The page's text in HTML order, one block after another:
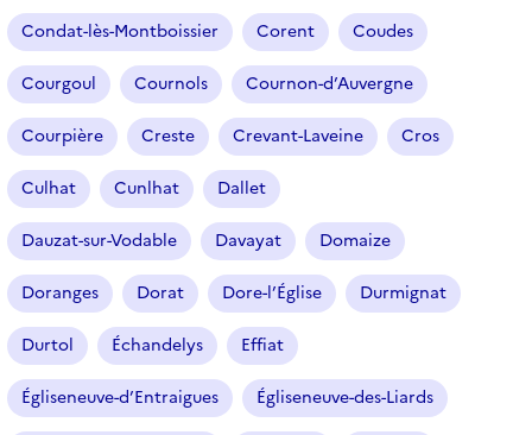
Condat-lès-Montboissier Corent Coudes
Courgoul Cournols Cournon-d’Auvergne
Courpière Creste Crevant-Laveine Cros
Culhat Cunlhat Dallet
Dauzat-sur-Vodable Davayat Domaize
Doranges Dorat Dore-l’Église Durmignat
Durtol Échandelys Effiat
Égliseneuve-d’Entraigues Égliseneuve-des-Liards